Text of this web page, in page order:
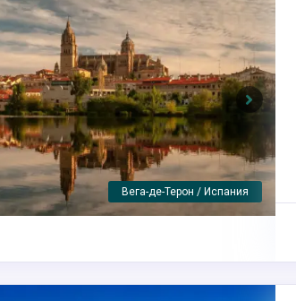
Феррадоза / Португалия
Next